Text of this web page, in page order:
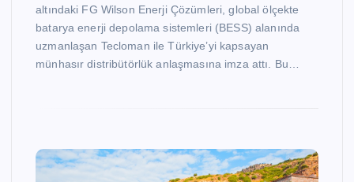
altındaki FG Wilson Enerji Çözümleri, global ölçekte
batarya enerji depolama sistemleri (BESS) alanında
uzmanlaşan Tecloman ile Türkiye’yi kapsayan
münhasır distribütörlük anlaşmasına imza attı. Bu…